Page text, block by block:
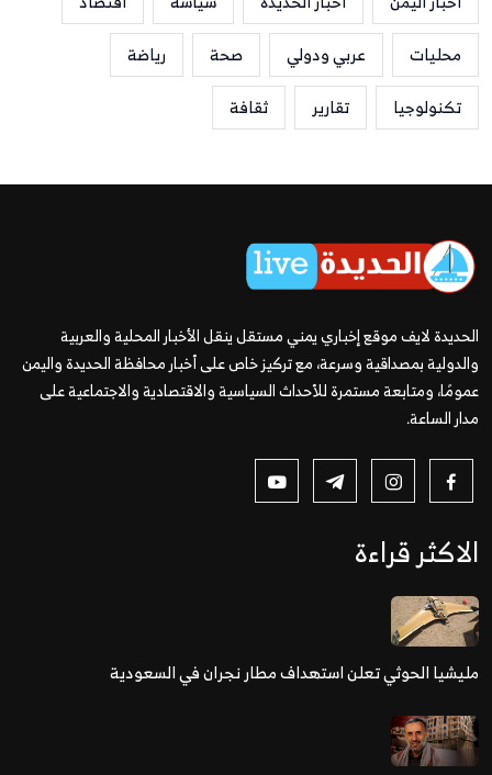
محليات
عربي ودولي صحة
رياضة
تكنولوجيا
تقارير ثقافة
الحديدة لايف موقع إخباري يمني مستقل ينقل الأخبار المحلية والعربية
والدولية بمصداقية وسرعة، مع تركيز خاص على أخبار محافظة الحديدة واليمن
عمومًا، ومتابعة مستمرة للأحداث السياسية والاقتصادية والاجتماعية على
مدار الساعة.
الاكثر قراءة
مليشيا الحوثي تعلن استهداف مطار نجران في السعودية